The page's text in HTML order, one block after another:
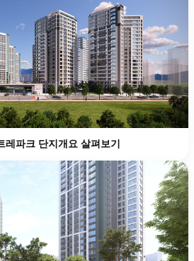
파크 단지개요 살펴보기